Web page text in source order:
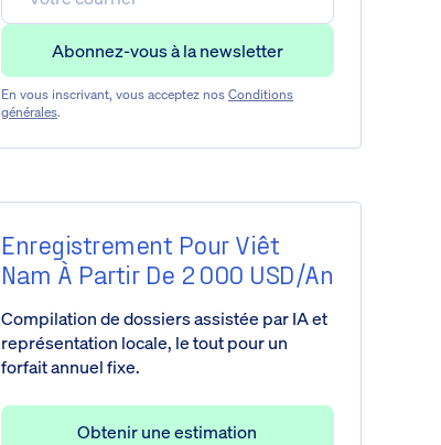
En vous inscrivant, vous acceptez nos Conditions
générales.
Enregistrement Pour Viêt
Nam À Partir De 2 000 USD/an
Compilation de dossiers assistée par IA et
représentation locale, le tout pour un
forfait annuel fixe.
Obtenir une estimation